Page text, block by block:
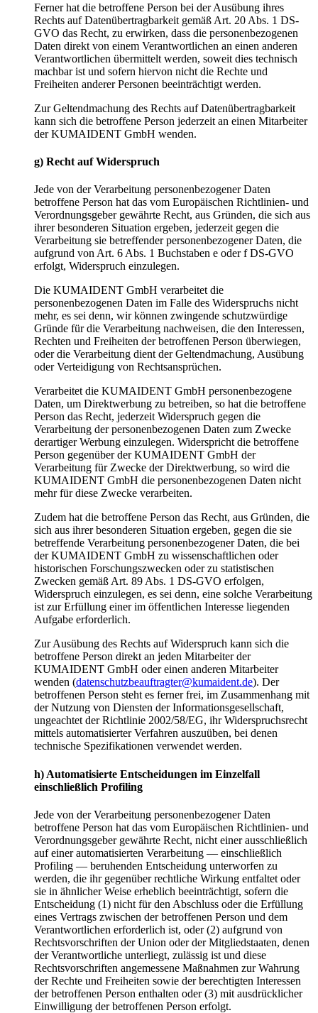
Ferner hat die betroffene Person bei der Ausübung ihres
Rechts auf Datenübertragbarkeit gemäß Art. 20 Abs. 1 DS-
GVO das Recht, zu erwirken, dass die personenbezogenen
Daten direkt von einem Verantwortlichen an einen anderen
Verantwortlichen übermittelt werden, soweit dies technisch
machbar ist und sofern hiervon nicht die Rechte und
Freiheiten anderer Personen beeinträchtigt werden.
Zur Geltendmachung des Rechts auf Datenübertragbarkeit
kann sich die betroffene Person jederzeit an einen Mitarbeiter
der KUMAIDENT GmbH wenden.
g) Recht auf Widerspruch
Jede von der Verarbeitung personenbezogener Daten
betroffene Person hat das vom Europäischen Richtlinien- und
Verordnungsgeber gewährte Recht, aus Gründen, die sich aus
ihrer besonderen Situation ergeben, jederzeit gegen die
Verarbeitung sie betreffender personenbezogener Daten, die
aufgrund von Art. 6 Abs. 1 Buchstaben e oder f DS-GVO
erfolgt, Widerspruch einzulegen.
Die KUMAIDENT GmbH verarbeitet die
personenbezogenen Daten im Falle des Widerspruchs nicht
mehr, es sei denn, wir können zwingende schutzwürdige
Gründe für die Verarbeitung nachweisen, die den Interessen,
Rechten und Freiheiten der betroffenen Person überwiegen,
oder die Verarbeitung dient der Geltendmachung, Ausübung
oder Verteidigung von Rechtsansprüchen.
Verarbeitet die KUMAIDENT GmbH personenbezogene
Daten, um Direktwerbung zu betreiben, so hat die betroffene
Person das Recht, jederzeit Widerspruch gegen die
Verarbeitung der personenbezogenen Daten zum Zwecke
derartiger Werbung einzulegen. Widerspricht die betroffene
Person gegenüber der KUMAIDENT GmbH der
Verarbeitung für Zwecke der Direktwerbung, so wird die
KUMAIDENT GmbH die personenbezogenen Daten nicht
mehr für diese Zwecke verarbeiten.
Zudem hat die betroffene Person das Recht, aus Gründen, die
sich aus ihrer besonderen Situation ergeben, gegen die sie
betreffende Verarbeitung personenbezogener Daten, die bei
der KUMAIDENT GmbH zu wissenschaftlichen oder
historischen Forschungszwecken oder zu statistischen
Zwecken gemäß Art. 89 Abs. 1 DS-GVO erfolgen,
Widerspruch einzulegen, es sei denn, eine solche Verarbeitung
ist zur Erfüllung einer im öffentlichen Interesse liegenden
Aufgabe erforderlich.
Zur Ausübung des Rechts auf Widerspruch kann sich die
betroffene Person direkt an jeden Mitarbeiter der
KUMAIDENT GmbH oder einen anderen Mitarbeiter
wenden (datenschutzbeauftragter@kumaident.de). Der
betroffenen Person steht es ferner frei, im Zusammenhang mit
der Nutzung von Diensten der Informationsgesellschaft,
ungeachtet der Richtlinie 2002/58/EG, ihr Widerspruchsrecht
mittels automatisierter Verfahren auszuüben, bei denen
technische Spezifikationen verwendet werden.
h) Automatisierte Entscheidungen im Einzelfall
einschließlich Profiling
Jede von der Verarbeitung personenbezogener Daten
betroffene Person hat das vom Europäischen Richtlinien- und
Verordnungsgeber gewährte Recht, nicht einer ausschließlich
auf einer automatisierten Verarbeitung — einschließlich
Profiling — beruhenden Entscheidung unterworfen zu
werden, die ihr gegenüber rechtliche Wirkung entfaltet oder
sie in ähnlicher Weise erheblich beeinträchtigt, sofern die
Entscheidung (1) nicht für den Abschluss oder die Erfüllung
eines Vertrags zwischen der betroffenen Person und dem
Verantwortlichen erforderlich ist, oder (2) aufgrund von
Rechtsvorschriften der Union oder der Mitgliedstaaten, denen
der Verantwortliche unterliegt, zulässig ist und diese
Rechtsvorschriften angemessene Maßnahmen zur Wahrung
der Rechte und Freiheiten sowie der berechtigten Interessen
der betroffenen Person enthalten oder (3) mit ausdrücklicher
Einwilligung der betroffenen Person erfolgt.